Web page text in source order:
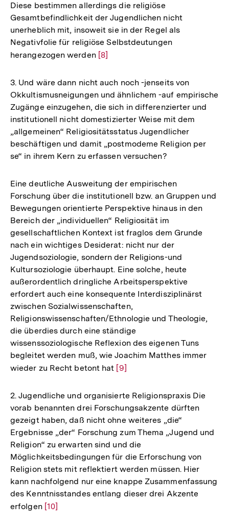
Diese bestimmen allerdings die religiöse
Gesamtbefindlichkeit der Jugendlichen nicht
unerheblich mit, insoweit sie in der Regel als
Negativfolie für religiöse Selbstdeutungen
herangezogen werden Zur
der
Fußnote
[8]
3. Und wäre dann nicht auch noch -jenseits von
Okkultismusneigungen und ähnlichem -auf empirische
Zugänge einzugehen, die sich in differenzierter und
institutionell nicht domestizierter Weise mit dem
„allgemeinen“ Religiositätsstatus Jugendlicher
beschäftigen und damit „postmodeme Religion per
se“ in ihrem Kern zu erfassen versuchen?
Eine deutliche Ausweitung der empirischen
Forschung über die institutionell bzw. an Gruppen und
Bewegungen orientierte Perspektive hinaus in den
Bereich der „individuellen“ Religiosität im
gesellschaftlichen Kontext ist fraglos dem Grunde
nach ein wichtiges Desiderat: nicht nur der
Jugendsoziologie, sondern der Religions-und
Kultursoziologie überhaupt. Eine solche, heute
außerordentlich dringliche Arbeitsperspektive
erfordert auch eine konsequente Interdisziplinärst
zwischen Sozialwissenschaften,
Religionswissenschaften/Ethnologie und Theologie,
die überdies durch eine ständige
wissenssoziologische Reflexion des eigenen Tuns
begleitet werden muß, wie Joachim Matthes immer
wieder zu Recht betont hat Zur
der
Fußnote
[9]
2. Jugendliche und organisierte Religionspraxis Die
vorab benannten drei Forschungsakzente dürften
gezeigt haben, daß nicht ohne weiteres „die“
Ergebnisse „der“ Forschung zum Thema „Jugend und
Religion“ zu erwarten sind und die
Möglichkeitsbedingungen für die Erforschung von
Religion stets mit reflektiert werden müssen. Hier
kann nachfolgend nur eine knappe Zusammenfassung
des Kenntnisstandes entlang dieser drei Akzente
erfolgen Zur
[10]